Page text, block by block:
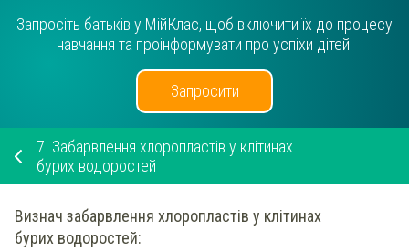
Запросіть батьків у МійКлас, щоб включити їх до процесу
навчання та проінформувати про успіхи дітей.
Запросити
7. Забарвлення хлоропластів у клітинах
бурих водоростей
Визнач забарвлення хлоропластів у клітинах
бурих водоростей: